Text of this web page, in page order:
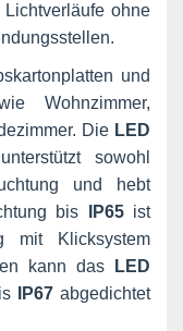
ohne
und
Wohnzimmer,
Die LED
sowohl
und hebt
bis
IP65 ist
mit Klicksystem
kann das
LED
IP67abgedichtet